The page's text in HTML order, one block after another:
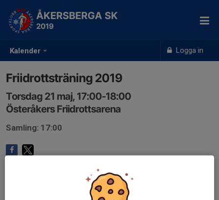
Kalender Logga in
ÅKERSBERGA SK
2019
Friidrottsträning 2019
Torsdag 21 maj, 17:00-18:00
Österåkers Friidrottsarena
Samling: 17:00